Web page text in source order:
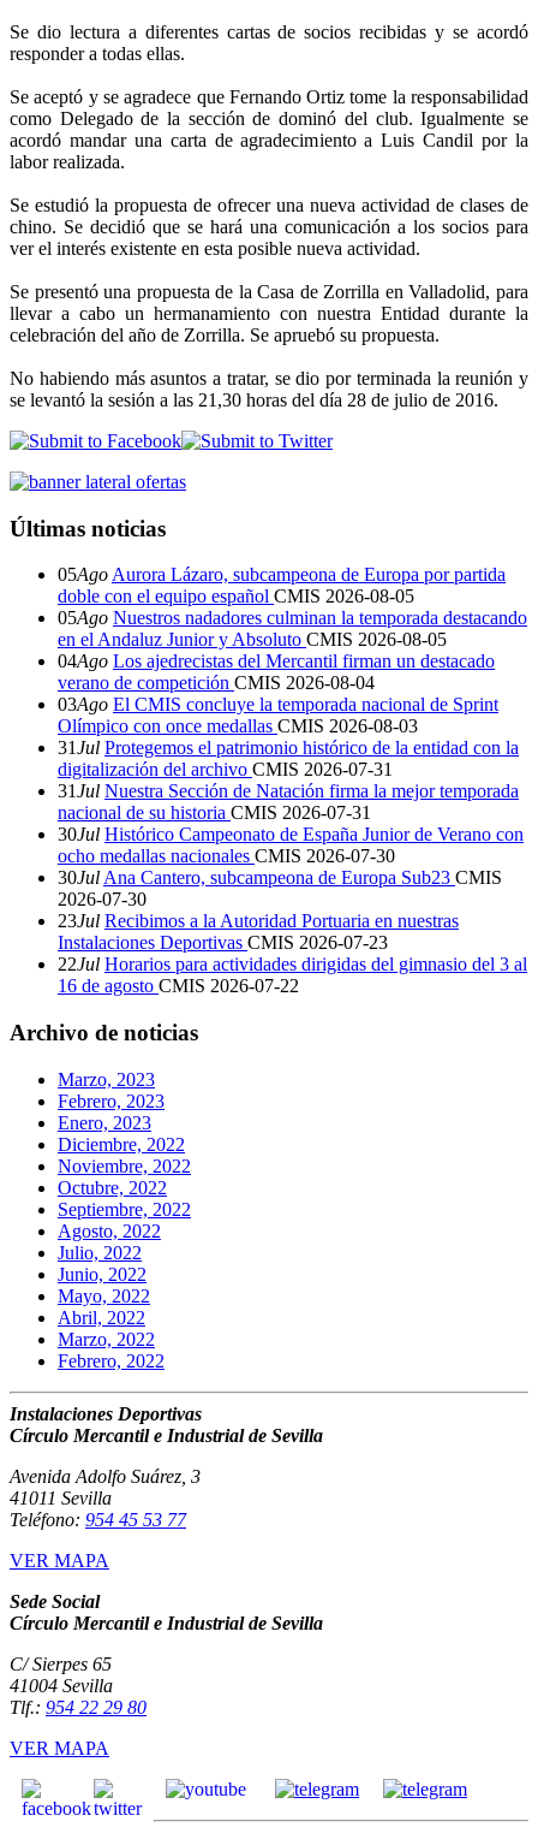
Se dio lectura a diferentes cartas de socios recibidas y se acordó
responder a todas ellas.
Se aceptó y se agradece que Fernando Ortiz tome la responsabilidad
como Delegado de la sección de dominó del club. Igualmente se
acordó mandar una carta de agradecimiento a Luis Candil por la
labor realizada.
Se estudió la propuesta de ofrecer una nueva actividad de clases de
chino. Se decidió que se hará una comunicación a los socios para
ver el interés existente en esta posible nueva actividad.
Se presentó una propuesta de la Casa de Zorrilla en Valladolid, para
llevar a cabo un hermanamiento con nuestra Entidad durante la
celebración del año de Zorrilla. Se apruebó su propuesta.
No habiendo más asuntos a tratar, se dio por terminada la reunión y
se levantó la sesión a las 21,30 horas del día 28 de julio de 2016.
Últimas noticias
05Ago Aurora Lázaro, subcampeona de Europa por partida
doble con el equipo español CMIS 2026-08-05
05Ago Nuestros nadadores culminan la temporada destacando
en el Andaluz Junior y Absoluto CMIS 2026-08-05
04Ago Los ajedrecistas del Mercantil firman un destacado
verano de competición CMIS 2026-08-04
03Ago El CMIS concluye la temporada nacional de Sprint
Olímpico con once medallas CMIS 2026-08-03
31Jul Protegemos el patrimonio histórico de la entidad con la
digitalización del archivo CMIS 2026-07-31
31Jul Nuestra Sección de Natación firma la mejor temporada
nacional de su historia CMIS 2026-07-31
30Jul Histórico Campeonato de España Junior de Verano con
ocho medallas nacionales CMIS 2026-07-30
30Jul Ana Cantero, subcampeona de Europa Sub23 CMIS
2026-07-30
23Jul Recibimos a la Autoridad Portuaria en nuestras
Instalaciones Deportivas CMIS 2026-07-23
22Jul Horarios para actividades dirigidas del gimnasio del 3 al
16 de agosto CMIS 2026-07-22
Archivo de noticias
Marzo, 2023
Febrero, 2023
Enero, 2023
Diciembre, 2022
Noviembre, 2022
Octubre, 2022
Septiembre, 2022
Agosto, 2022
Julio, 2022
Junio, 2022
Mayo, 2022
Abril, 2022
Marzo, 2022
Febrero, 2022
Instalaciones Deportivas
Círculo Mercantil e Industrial de Sevilla
Avenida Adolfo Suárez, 3
41011 Sevilla
Teléfono: 954 45 53 77
VER MAPA
Sede Social
Círculo Mercantil e Industrial de Sevilla
C/ Sierpes 65
41004 Sevilla
Tlf.: 954 22 29 80
VER MAPA